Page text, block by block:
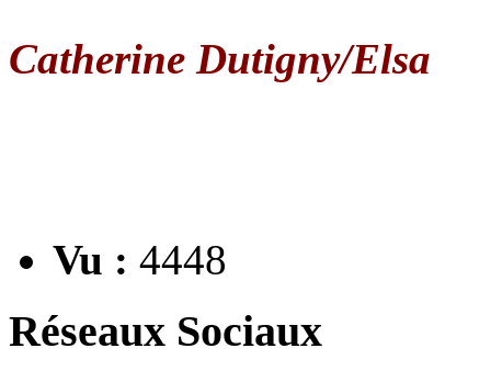
Catherine Dutigny/Elsa
Vu : 4448
Réseaux Sociaux